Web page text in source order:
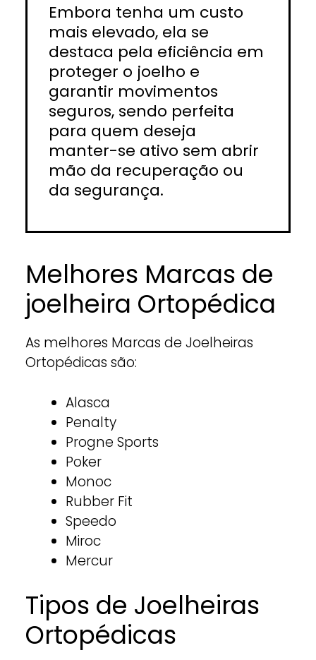
Embora tenha um custo
mais elevado, ela se
destaca pela eficiência em
proteger o joelho e
garantir movimentos
seguros, sendo perfeita
para quem deseja
manter-se ativo sem abrir
mão da recuperação ou
da segurança.
Melhores Marcas de
joelheira Ortopédica
As melhores Marcas de Joelheiras
Ortopédicas são:
Alasca
Penalty
Progne Sports
Poker
Monoc
Rubber Fit
Speedo
Miroc
Mercur
Tipos de Joelheiras
Ortopédicas